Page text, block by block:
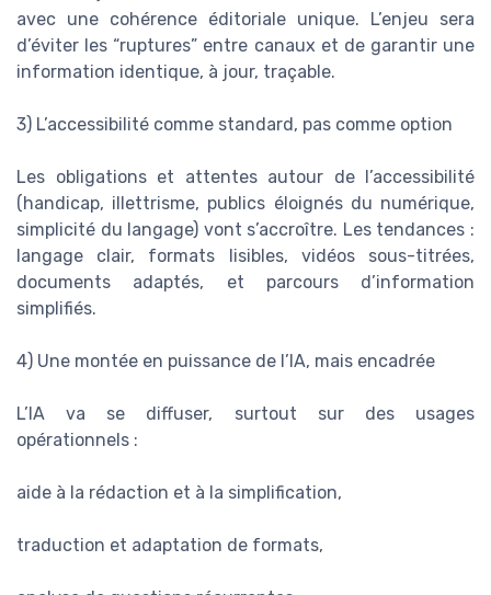
avec une cohérence éditoriale unique. L’enjeu sera
d’éviter les “ruptures” entre canaux et de garantir une
information identique, à jour, traçable.
3) L’accessibilité comme standard, pas comme option
Les obligations et attentes autour de l’accessibilité
(handicap, illettrisme, publics éloignés du numérique,
simplicité du langage) vont s’accroître. Les tendances :
langage clair, formats lisibles, vidéos sous-titrées,
documents adaptés, et parcours d’information
simplifiés.
4) Une montée en puissance de l’IA, mais encadrée
L’IA va se diffuser, surtout sur des usages
opérationnels :
aide à la rédaction et à la simplification,
traduction et adaptation de formats,